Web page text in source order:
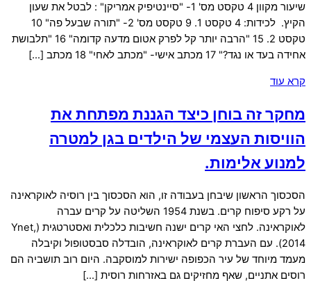
שיעור מקוון 4 טקסט מס' 1- "סיינטיפיק אמריקן" : לבטל את שעון
הקיץ. לכידות: 4 טקסט 1. 9 טקסט מס' 2- "תורה שבעל פה" 10
טקסט 2. 15 "הרבה יותר קל לפרק אטום מדעה קדומה" 16 "תלבושת
אחידה בעד או נגד?" 17 מכתב אישי- "מכתב לאחי" 18 מכתב […]
קרא עוד
מחקר זה בוחן כיצד הגננת מפתחת את
הוויסות העצמי של הילדים בגן למטרה
למנוע אלימות.
הסכסוך הראשון שיבחן בעבודה זו, הוא הסכסוך בין רוסיה לאוקראינה
על רקע סיפוח קרים. בשנת 1954 השליטה על קרים עברה
לאוקראינה. לחצי האי קרים ישנה חשיבות כלכלית ואסטרטגית (Ynet,
2014). עם העברת קרים לאוקראינה, הובדלה סבסטופול וקיבלה
מעמד מיוחד של עיר הכפופה ישירות למוסקבה. היום רוב תושביה הם
רוסים אתניים, שאף מחזיקים גם באזרחות רוסית […]